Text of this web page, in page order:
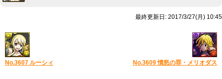
最終更新日: 2017/3/27(月) 10:45
No.3607 ルーシィ No.3609 憤怒の罪・メリオダス